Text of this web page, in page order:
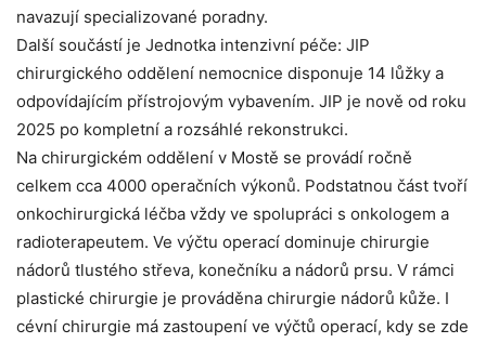
navazují specializované poradny.
Další součástí je Jednotka intenzivní péče: JIP
chirurgického oddělení nemocnice disponuje 14 lůžky a
odpovídajícím přístrojovým vybavením. JIP je nově od roku
2025 po kompletní a rozsáhlé rekonstrukci.
Na chirurgickém oddělení v Mostě se provádí ročně
celkem cca 4000 operačních výkonů. Podstatnou část tvoří
onkochirurgická léčba vždy ve spolupráci s onkologem a
radioterapeutem. Ve výčtu operací dominuje chirurgie
nádorů tlustého střeva, konečníku a nádorů prsu. V rámci
plastické chirurgie je prováděna chirurgie nádorů kůže. I
cévní chirurgie má zastoupení ve výčtů operací, kdy se zde